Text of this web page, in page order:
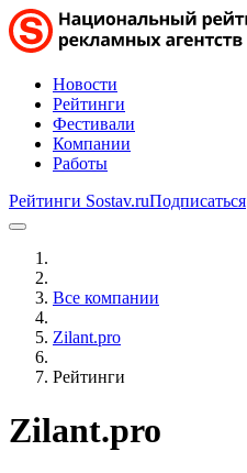
Новости
Рейтинги
Фестивали
Компании
Работы
Рейтинги Sostav.ruПодписаться
Все компании
Zilant.pro
Рейтинги
Zilant.pro